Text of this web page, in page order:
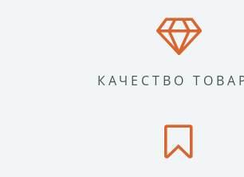
КАЧЕСТВО